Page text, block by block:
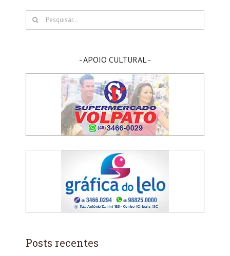
Buscar
resultados
- APOIO CULTURAL -
Posts recentes